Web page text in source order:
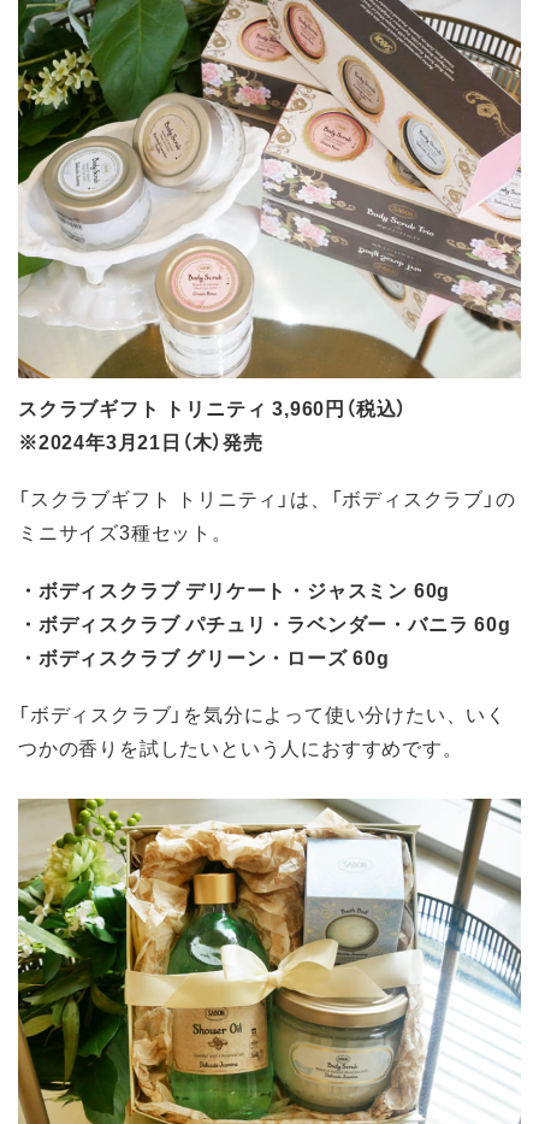
スクラブギフト トリニティ 3,960円（税込）
※2024年3月21日（木）発売
「スクラブギフト トリニティ」は、「ボディスクラブ」の
ミニサイズ3種セット。
・ボディスクラブ デリケート・ジャスミン 60g
・ボディスクラブ パチュリ・ラベンダー・バニラ 60g
・ボディスクラブ グリーン・ローズ 60g
「ボディスクラブ」を気分によって使い分けたい、いく
つかの香りを試したいという人におすすめです。